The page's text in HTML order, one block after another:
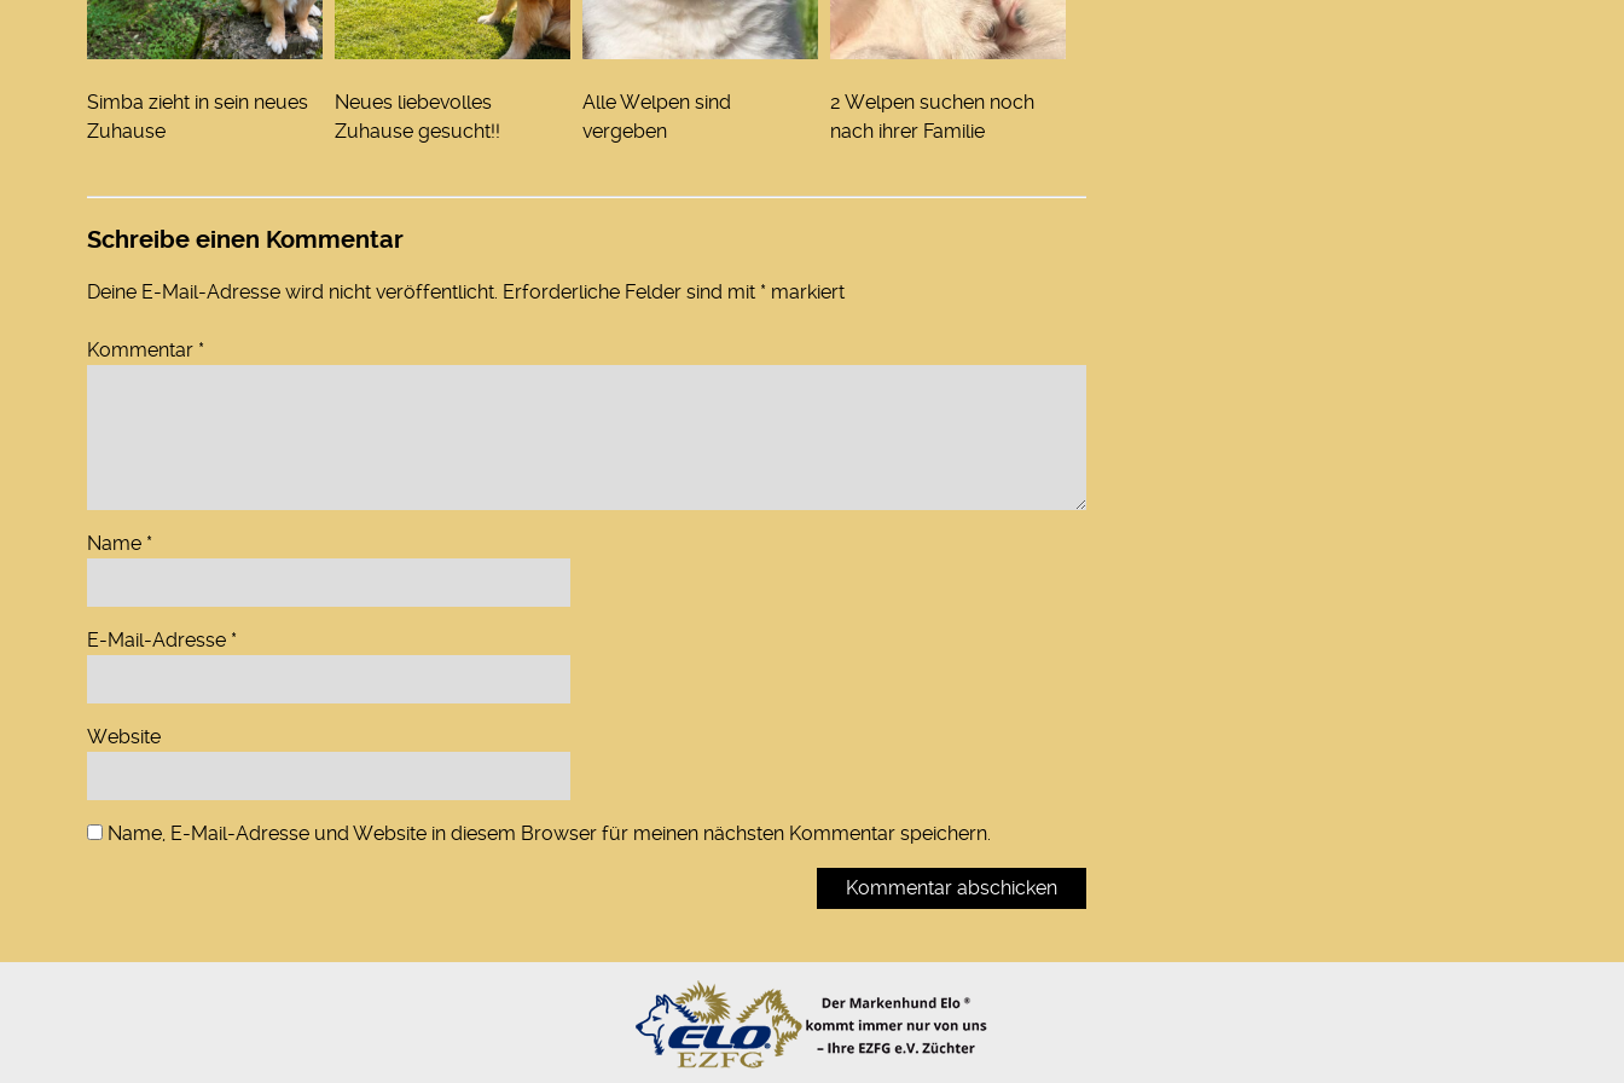
Simba zieht in sein neues
Zuhause
Neues liebevolles
Zuhause gesucht!!
Alle Welpen sind
vergeben
2 Welpen suchen noch
nach ihrer Familie
Schreibe einen Kommentar
Deine E-Mail-Adresse wird nicht veröffentlicht. Erforderliche Felder sind mit * markiert
Kommentar *
Name *
E-Mail-Adresse *
Website
Name, E-Mail-Adresse und Website in diesem Browser für meinen nächsten Kommentar speichern.